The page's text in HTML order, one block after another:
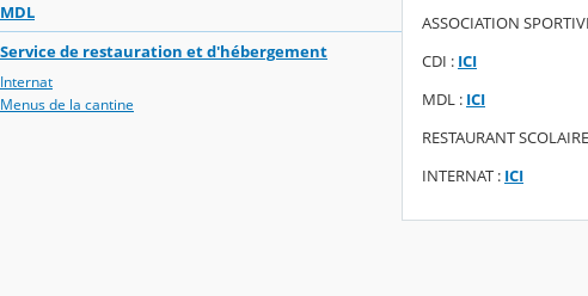
MDL
Service de restauration et d'hébergement
Internat
Menus de la cantine
ASSOCIATION
CDI : ICI
MDL : ICI
RESTAURANT
INTERNAT : ICI